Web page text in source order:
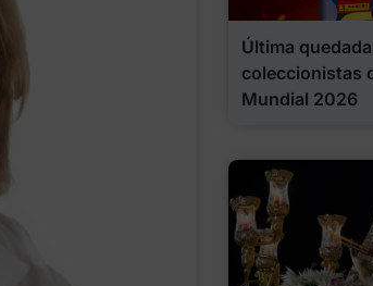
Última
coleccionistas
Mundial 2026